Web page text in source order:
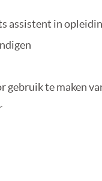
assistent in
gebruik te maken